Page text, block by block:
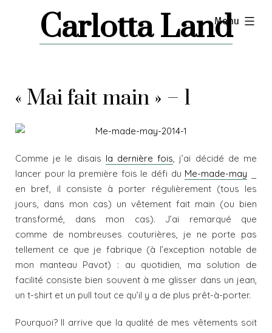
Carlotta Land
Menu
expanded
« Mai fait main » – 1
Comme je le disais la dernière fois, j’ai décidé de me
lancer pour la première fois le défi du Me-made-may
en bref, il consiste à porter régulièrement (tous les
jours, dans mon cas) un vêtement fait main (ou bien
transformé, dans mon cas). J’ai remarqué que
comme de nombreuses couturières, je ne porte pas
tellement ce que je fabrique (à l’exception notable de
mon manteau Pavot) : au quotidien, ma solution de
facilité consiste bien souvent à me glisser dans un jean,
un t-shirt et un pull tout ce qu’il y a de plus prêt-à-porter.
Pourquoi? Il arrive que la qualité de mes vêtements soit